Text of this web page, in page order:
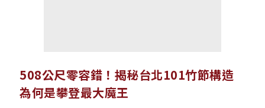
508公尺零容錯！揭秘台北101竹節構造
為何是攀登最大魔王